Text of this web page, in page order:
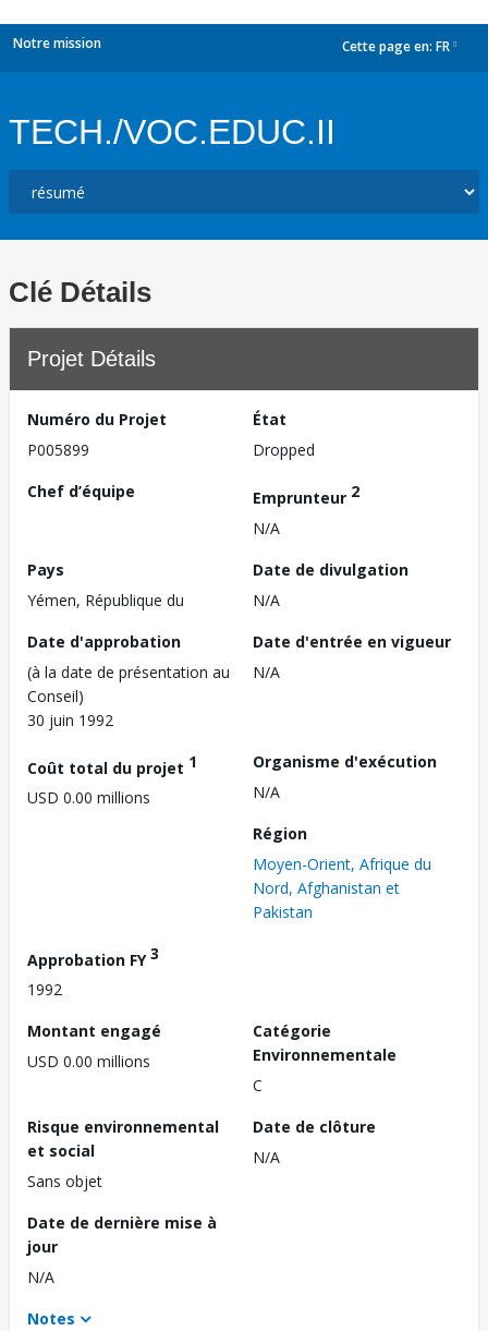
Notre mission Cette page en: FR
TECH./VOC.EDUC.II
Clé Détails
Projet Détails
Numéro du Projet
P005899
État
Dropped
Chef d’équipe
Emprunteur 2
N/A
Pays
Yémen, République du
Date de divulgation
N/A
Date d'approbation
(à la date de présentation au
Conseil)
30 juin 1992
Date d'entrée en vigueur
N/A
Coût total du projet 1
USD 0.00 millions
Organisme d'exécution
N/A
Région
Moyen-Orient, Afrique du
Nord, Afghanistan et
Pakistan
Approbation FY3
1992
Montant engagé
USD 0.00 millions
Catégorie
Environnementale
C
Risque environnemental
et social
Sans objet
Date de clôture
N/A
Date de dernière mise à
jour
N/A
Notes